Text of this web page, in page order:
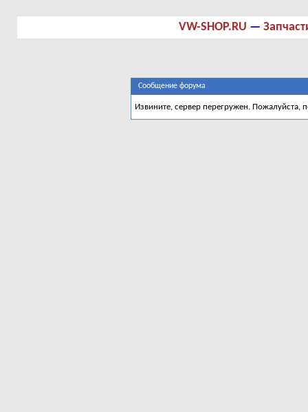
VW-SHOP.RU —
Сообщение форума
Извините, сервер перегружен. Пожалуйста,